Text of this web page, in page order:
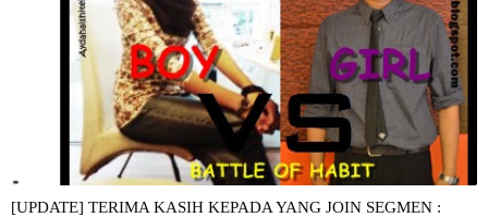
[UPDATE] TERIMA KASIH KEPADA YANG JOIN SEGMEN :